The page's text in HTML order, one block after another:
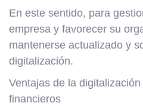
En este sentido, para
empresa y favorecer su
mantenerse actualizado y
digitalización.
Ventajas de la
financieros